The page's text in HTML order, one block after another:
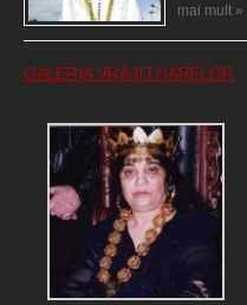
mai mult »
GALERIA VRĂJITOARELOR